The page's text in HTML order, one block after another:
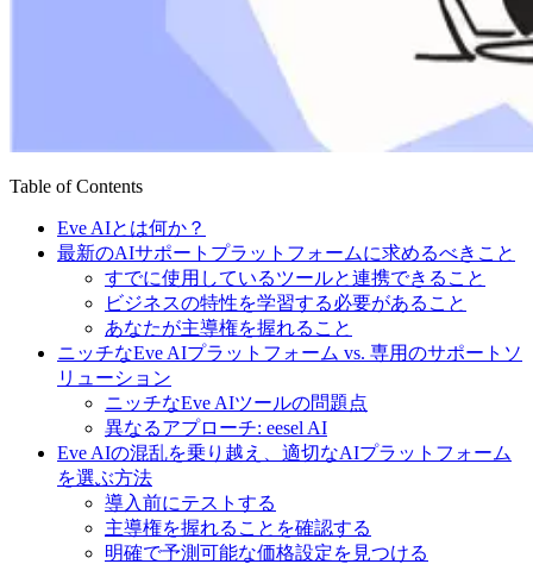
Table of Contents
Eve AIとは何か？
最新のAIサポートプラットフォームに求めるべきこと
すでに使用しているツールと連携できること
ビジネスの特性を学習する必要があること
あなたが主導権を握れること
ニッチなEve AIプラットフォーム vs. 専用のサポートソ
リューション
ニッチなEve AIツールの問題点
異なるアプローチ: eesel AI
Eve AIの混乱を乗り越え、適切なAIプラットフォーム
を選ぶ方法
導入前にテストする
主導権を握れることを確認する
明確で予測可能な価格設定を見つける